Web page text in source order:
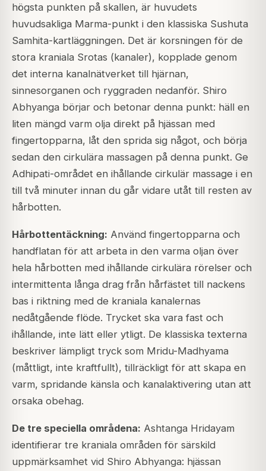
högsta punkten på skallen, är huvudets
huvudsakliga Marma-punkt i den klassiska Sushuta
Samhita-kartläggningen. Det är korsningen för de
stora kraniala Srotas (kanaler), kopplade genom
det interna kanalnätverket till hjärnan,
sinnesorganen och ryggraden nedanför. Shiro
Abhyanga börjar och betonar denna punkt: häll en
liten mängd varm olja direkt på hjässan med
fingertopparna, låt den sprida sig något, och börja
sedan den cirkulära massagen på denna punkt. Ge
Adhipati-området en ihållande cirkulär massage i en
till två minuter innan du går vidare utåt till resten av
hårbotten.
Hårbottentäckning: Använd fingertopparna och
handflatan för att arbeta in den varma oljan över
hela hårbotten med ihållande cirkulära rörelser och
intermittenta långa drag från hårfästet till nackens
bas i riktning med de kraniala kanalernas
nedåtgående flöde. Trycket ska vara fast och
ihållande, inte lätt eller ytligt. De klassiska texterna
beskriver lämpligt tryck som Mridu-Madhyama
(måttligt, inte kraftfullt), tillräckligt för att skapa en
varm, spridande känsla och kanalaktivering utan att
orsaka obehag.
De tre speciella områdena: Ashtanga Hridayam
identifierar tre kraniala områden för särskild
uppmärksamhet vid Shiro Abhyanga: hjässan